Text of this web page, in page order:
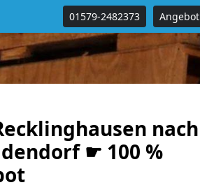
01579-2482373 Angebot
nach
☛ 100 %